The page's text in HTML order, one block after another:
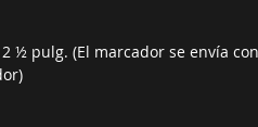
½ pulg. (El marcador se envía